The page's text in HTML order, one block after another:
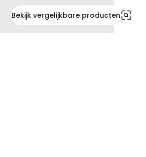
Bekijk vergelijkbare producten